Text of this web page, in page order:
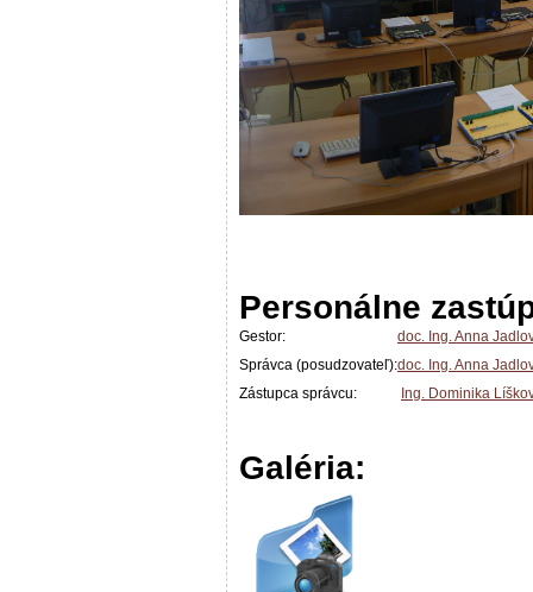
Personálne
Gestor:
doc. Ing. Anna
Správca (posudzovateľ):doc. Ing. Anna
Zástupca správcu:
Ing. Dominika
Galéria: